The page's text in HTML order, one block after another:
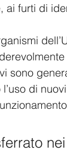
ai furti di
sono
di